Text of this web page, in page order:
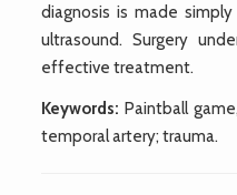
diagnosis is made
ultrasound. Surgery
effective treatment.
Keywords: Paintball
temporal artery; trauma.